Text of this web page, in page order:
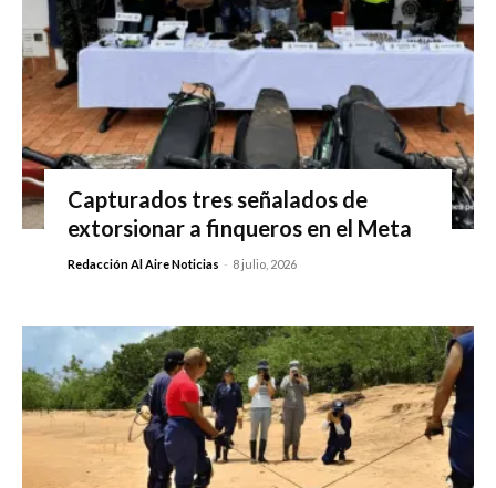
Capturados tres señalados de
extorsionar a finqueros en el Meta
Redacción Al Aire Noticias - 8 julio, 2026